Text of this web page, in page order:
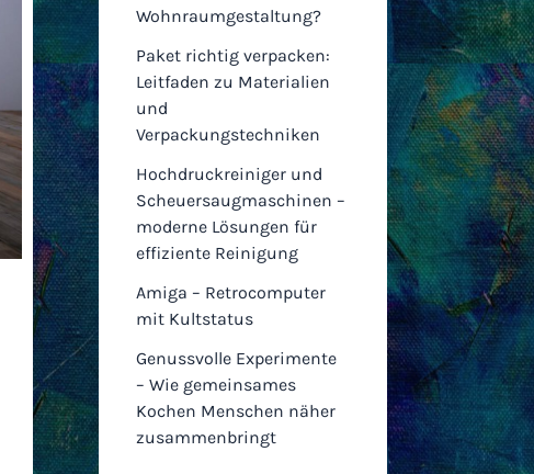
Wohnraumgestaltung?
Paket richtig verpacken:
Leitfaden zu Materialien
und
Verpackungstechniken
Hochdruckreiniger und
Scheuersaugmaschinen –
moderne Lösungen für
effiziente Reinigung
Amiga – Retrocomputer
mit Kultstatus
Genussvolle Experimente
– Wie gemeinsames
Kochen Menschen näher
zusammenbringt